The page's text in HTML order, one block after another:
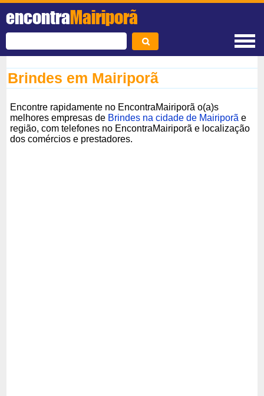
encontraMairiporã
Brindes em Mairiporã
Encontre rapidamente no EncontraMairiporã o(a)s
melhores empresas de Brindes na cidade de Mairiporã e
região, com telefones no EncontraMairiporã e localização
dos comércios e prestadores.